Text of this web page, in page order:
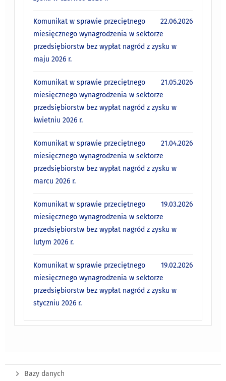
22.06.2026
Komunikat w sprawie przeciętnego
miesięcznego wynagrodzenia w sektorze
przedsiębiorstw bez wypłat nagród z zysku w
maju 2026 r.
21.05.2026
Komunikat w sprawie przeciętnego
miesięcznego wynagrodzenia w sektorze
przedsiębiorstw bez wypłat nagród z zysku w
kwietniu 2026 r.
21.04.2026
Komunikat w sprawie przeciętnego
miesięcznego wynagrodzenia w sektorze
przedsiębiorstw bez wypłat nagród z zysku w
marcu 2026 r.
19.03.2026
Komunikat w sprawie przeciętnego
miesięcznego wynagrodzenia w sektorze
przedsiębiorstw bez wypłat nagród z zysku w
lutym 2026 r.
19.02.2026
Komunikat w sprawie przeciętnego
miesięcznego wynagrodzenia w sektorze
przedsiębiorstw bez wypłat nagród z zysku w
styczniu 2026 r.
Bazy danych